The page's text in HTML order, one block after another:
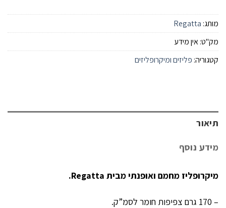
מותג: Regatta
מק"ט:אין מידע
קטגוריה: פליזים ומיקרופליזים
תיאור
מידע נוסף
מיקרופליז מחמם ואופנתי מבית Regatta.
– 170 גרם צפיפות חומר לסמ”ק.